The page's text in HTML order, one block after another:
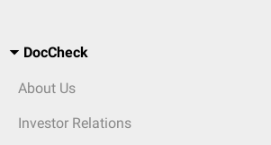
DocCheck
About Us
Investor Relations